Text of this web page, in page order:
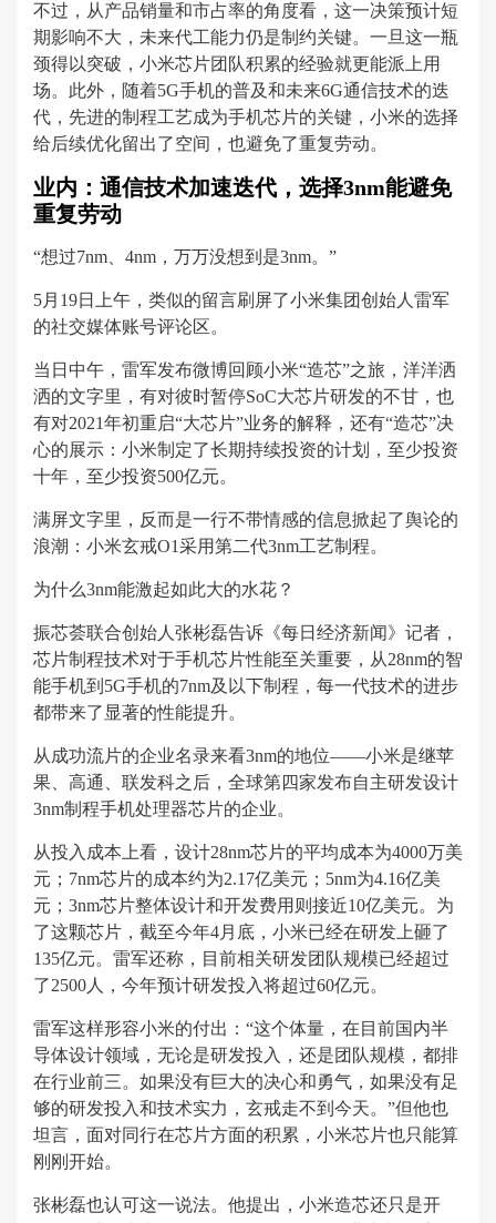
不过，从产品销量和市占率的角度看，这一决策预计短
期影响不大，未来代工能力仍是制约关键。一旦这一瓶
颈得以突破，小米芯片团队积累的经验就更能派上用
场。此外，随着5G手机的普及和未来6G通信技术的迭
代，先进的制程工艺成为手机芯片的关键，小米的选择
给后续优化留出了空间，也避免了重复劳动。
业内：通信技术加速迭代，选择3nm能避免
重复劳动
“想过7nm、4nm，万万没想到是3nm。”
5月19日上午，类似的留言刷屏了小米集团创始人雷军
的社交媒体账号评论区。
当日中午，雷军发布微博回顾小米“造芯”之旅，洋洋洒
洒的文字里，有对彼时暂停SoC大芯片研发的不甘，也
有对2021年初重启“大芯片”业务的解释，还有“造芯”决
心的展示：小米制定了长期持续投资的计划，至少投资
十年，至少投资500亿元。
满屏文字里，反而是一行不带情感的信息掀起了舆论的
浪潮：小米玄戒O1采用第二代3nm工艺制程。
为什么3nm能激起如此大的水花？
振芯荟联合创始人张彬磊告诉《每日经济新闻》记者，
芯片制程技术对于手机芯片性能至关重要，从28nm的智
能手机到5G手机的7nm及以下制程，每一代技术的进步
都带来了显著的性能提升。
从成功流片的企业名录来看3nm的地位——小米是继苹
果、高通、联发科之后，全球第四家发布自主研发设计
3nm制程手机处理器芯片的企业。
从投入成本上看，设计28nm芯片的平均成本为4000万美
元；7nm芯片的成本约为2.17亿美元；5nm为4.16亿美
元；3nm芯片整体设计和开发费用则接近10亿美元。为
了这颗芯片，截至今年4月底，小米已经在研发上砸了
135亿元。雷军还称，目前相关研发团队规模已经超过
了2500人，今年预计研发投入将超过60亿元。
雷军这样形容小米的付出：“这个体量，在目前国内半
导体设计领域，无论是研发投入，还是团队规模，都排
在行业前三。如果没有巨大的决心和勇气，如果没有足
够的研发投入和技术实力，玄戒走不到今天。”但他也
坦言，面对同行在芯片方面的积累，小米芯片也只能算
刚刚开始。
张彬磊也认可这一说法。他提出，小米造芯还只是开